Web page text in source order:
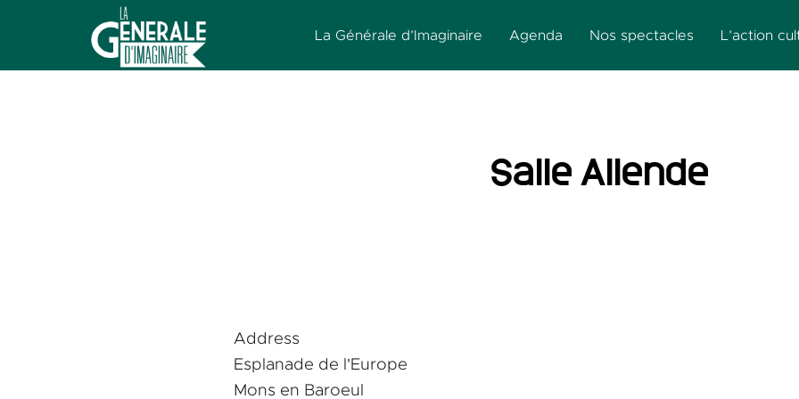
La Générale d’Imaginaire Agenda Nos spectacles L’action
Salle Allende
Address
Esplanade de l'Europe
Mons en Baroeul